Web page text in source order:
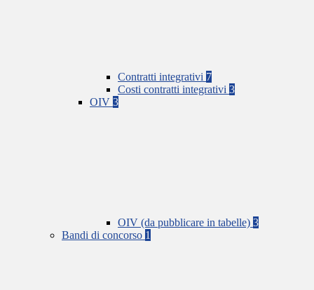
Contratti integrativi 7
Costi contratti integrativi 3
OIV 3
OIV (da pubblicare in tabelle) 3
Bandi di concorso 1